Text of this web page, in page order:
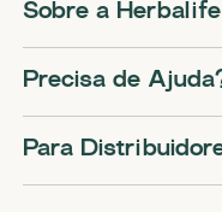
Sobre a Herbalife
Precisa de
Para